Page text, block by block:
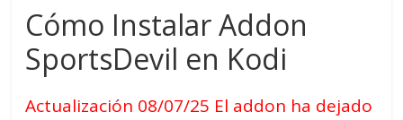
Cómo Instalar Addon
SportsDevil en Kodi
Actualización 08/07/25 El addon ha dejado